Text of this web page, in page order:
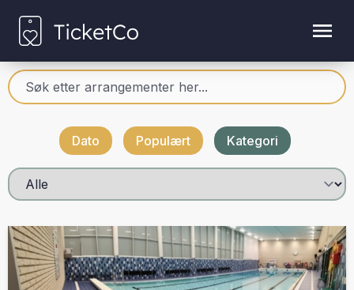
Dato Populært Kategori